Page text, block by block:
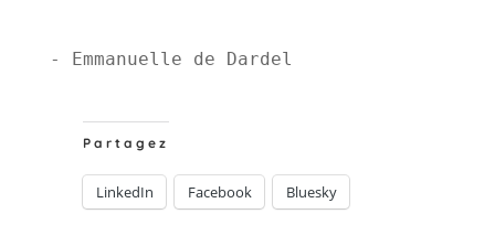
- Emmanuelle de Dardel
Partagez
LinkedIn Facebook Bluesky